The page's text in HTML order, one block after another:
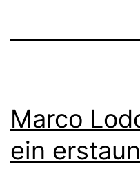
Marco
ein